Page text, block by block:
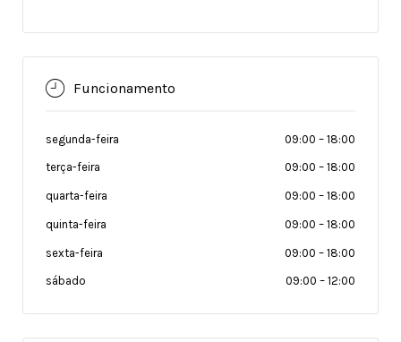
Funcionamento
segunda-feira 09:00 – 18:00
terça-feira 09:00 – 18:00
quarta-feira 09:00 – 18:00
quinta-feira 09:00 – 18:00
sexta-feira 09:00 – 18:00
sábado 09:00 – 12:00